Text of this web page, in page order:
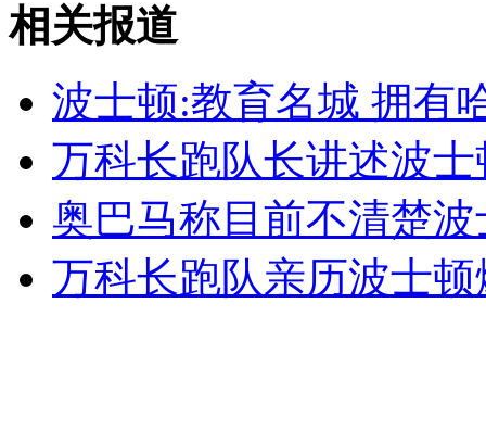
无痛分娩是否安全 医生回应
外交部：反对强权政治霸凌主义
外交部：有关国家言论片面不公正
相关报道
波士顿:教育名城 拥有
万科长跑队长讲述波
奥巴马称目前不清楚
万科长跑队亲历波士